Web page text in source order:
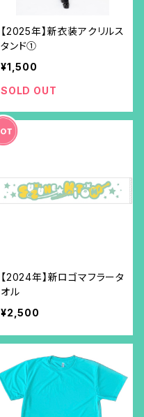
【2025年】新衣装アクリルス
タンド①
¥1,500
SOLD OUT
【2024年】新ロゴマフラータ
オル
¥2,500